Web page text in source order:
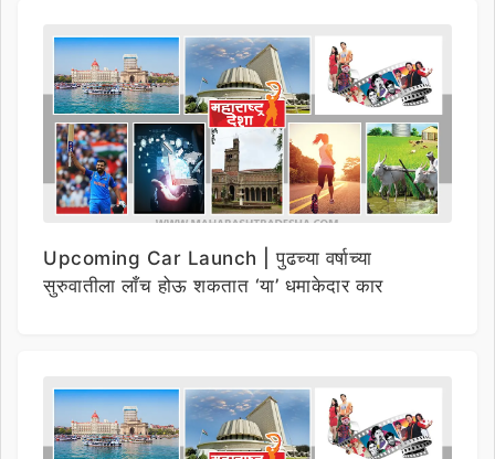
Upcoming Car Launch | पुढच्या वर्षाच्या
सुरुवातीला लाँच होऊ शकतात ‘या’ धमाकेदार कार